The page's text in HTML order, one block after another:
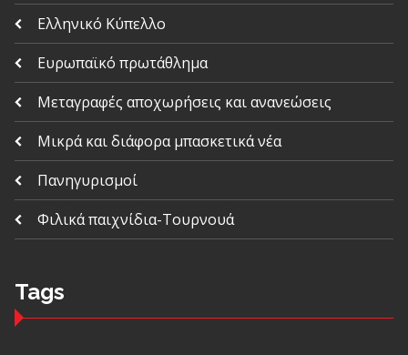
Ελληνικό Κύπελλο
Ευρωπαϊκό πρωτάθλημα
Μεταγραφές αποχωρήσεις και ανανεώσεις
Μικρά και διάφορα μπασκετικά νέα
Πανηγυρισμοί
Φιλικά παιχνίδια-Τουρνουά
Tags